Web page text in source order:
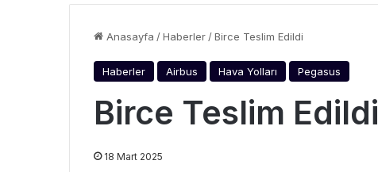
Anasayfa /Haberler /Birce Teslim Edildi
Haberler Airbus Hava Yolları Pegasus
Birce Teslim Edildi
18 Mart 2025